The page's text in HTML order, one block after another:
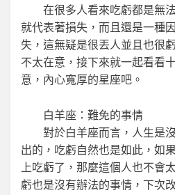
在很多人看來吃虧都是無法
就代表著損失，而且還是一種
失，這無疑是很丟人並且也很
不太在意，接下來就一起看看
意，內心寬厚的星座吧。
白羊座：難免的事情
對於白羊座而言，人生是沒
出的，吃虧自然也是如此，如
上吃虧了，那麼這個人也不會
虧也是沒有辦法的事情，下次